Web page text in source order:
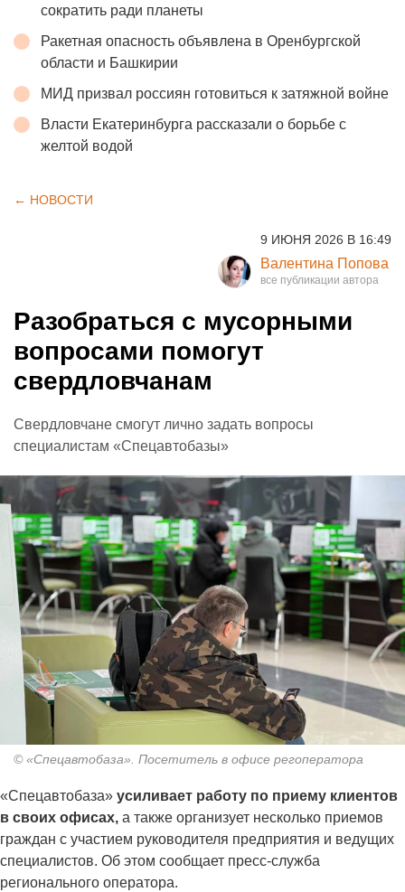
сократить ради планеты
Ракетная опасность объявлена в Оренбургской
области и Башкирии
МИД призвал россиян готовиться к затяжной войне
Власти Екатеринбурга рассказали о борьбе с
желтой водой
← НОВОСТИ
9 ИЮНЯ 2026 В 16:49
Валентина Попова
Разобраться с мусорными
вопросами помогут
свердловчанам
Свердловчане смогут лично задать вопросы
специалистам «Спецавтобазы»
© «Спецавтобаза». Посетитель в офисе регоператора
«Спецавтобаза» усиливает работу по приему клиентов
в своих офисах, а также организует несколько приемов
граждан с участием руководителя предприятия и ведущих
специалистов. Об этом сообщает пресс-служба
регионального оператора.